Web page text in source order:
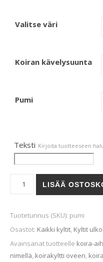
Valitse väri
Koiran kävelysuunta
Pumi
Teksti Kirjoita tuotteeseen
Pumi-ovikyltti määrä
LISÄÄ
Tuotetunnus (SKU): pumi
Osastot: Kaikki kyltit Kyltit
Avainsanat tuotteelle koira-
nimellä koirakyltti oveen